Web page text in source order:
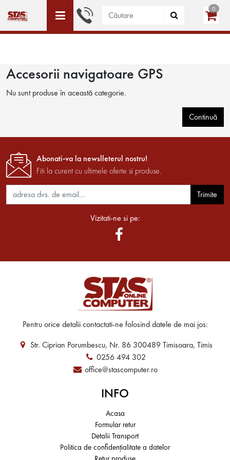
ACEST SITE ESTE DEDICAT DOAR PERSOANELE JURIDICE
CREEAZĂ CONT
0
Accesorii navigatoare GPS
Nu sunt produse în această categorie.
Continuă
Abonati-va la newslleterul nostru!
Fiti la curent cu ultimele oferte si produse.
Trimite
Vizitati-ne si pe:
Pentru orice detalii contactati-ne folosind datele de mai jos:
Str. Ciprian Porumbescu, Nr. 86 300489 Timisoara, Timis
0256 494 302
office@stascomputer.ro
INFO
Acasa
Formular retur
Detalii Transport
Politica de confidențialitate a datelor